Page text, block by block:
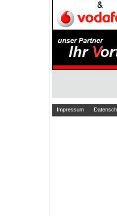
Impressum